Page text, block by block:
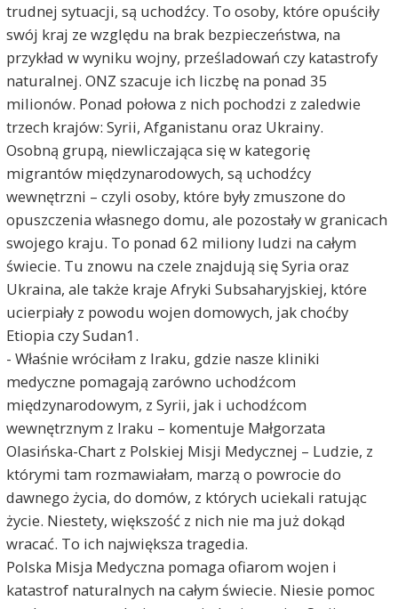
trudnej sytuacji, są uchodźcy. To osoby, które opuściły
swój kraj ze względu na brak bezpieczeństwa, na
przykład w wyniku wojny, prześladowań czy katastrofy
naturalnej. ONZ szacuje ich liczbę na ponad 35
milionów. Ponad połowa z nich pochodzi z zaledwie
trzech krajów: Syrii, Afganistanu oraz Ukrainy.
Osobną grupą, niewliczająca się w kategorię
migrantów międzynarodowych, są uchodźcy
wewnętrzni – czyli osoby, które były zmuszone do
opuszczenia własnego domu, ale pozostały w granicach
swojego kraju. To ponad 62 miliony ludzi na całym
świecie. Tu znowu na czele znajdują się Syria oraz
Ukraina, ale także kraje Afryki Subsaharyjskiej, które
ucierpiały z powodu wojen domowych, jak choćby
Etiopia czy Sudan1.
- Właśnie wróciłam z Iraku, gdzie nasze kliniki
medyczne pomagają zarówno uchodźcom
międzynarodowym, z Syrii, jak i uchodźcom
wewnętrznym z Iraku – komentuje Małgorzata
Olasińska-Chart z Polskiej Misji Medycznej – Ludzie, z
którymi tam rozmawiałam, marzą o powrocie do
dawnego życia, do domów, z których uciekali ratując
życie. Niestety, większość z nich nie ma już dokąd
wracać. To ich największa tragedia.
Polska Misja Medyczna pomaga ofiarom wojen i
katastrof naturalnych na całym świecie. Niesie pomoc